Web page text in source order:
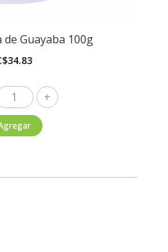
de Guayaba 100g
34.83